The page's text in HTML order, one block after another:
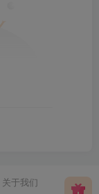
关于我们